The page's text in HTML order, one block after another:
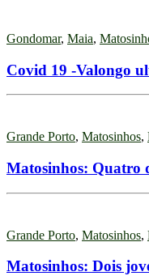
Gondomar, Maia,
Covid 19 -Valongo
Grande Porto, Matosinhos,
Matosinhos: Quatro
Grande Porto, Matosinhos,
Matosinhos: Dois